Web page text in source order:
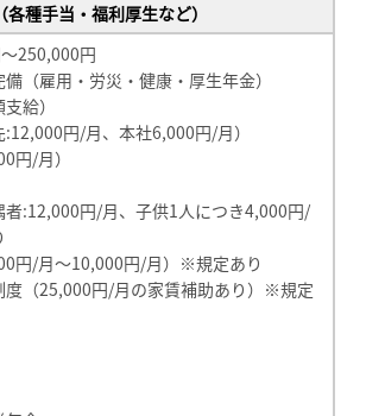
（各種手当・福利厚生など）
250,000円
（雇用・労災・健康・厚生年金）
給）
:12,000円/月、本社6,000円/月）
円/月）
者:12,000円/月、子供1人につき4,000円/
円/月～10,000円/月）※規定あり
度（25,000円/月の家賃補助あり）※規定